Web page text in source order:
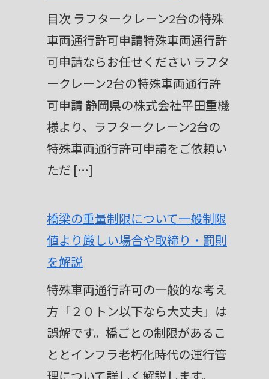
目次 ラフタークレーン2台の特殊
車両通行許可申請特殊車両通行許
可申請ならお任せください ラフタ
ークレーン2台の特殊車両通行許
可申請 静岡県の株式会社平田重機
様より、ラフタークレーン2台の
特殊車両通行許可申請をご依頼い
ただ […]
橋梁の重量制限について一般制限
値より厳しい場合や取締り・罰則
を解説
特殊車両通行許可の一般的な考え
方「２０トン以下なら大丈夫」は
誤解です。橋ごとの制限があるこ
ととインフラ老朽化時代の運行管